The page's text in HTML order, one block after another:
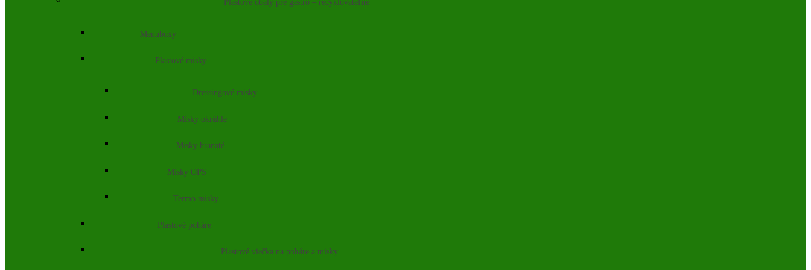
Plastové obaly pre gastro – recyklovateľné
Menuboxy
Plastové misky
Dressingové misky
Misky okrúhle
Misky hranaté
Misky OPS
Termo misky
Plastové poháre
Plastové viečka na poháre a misky